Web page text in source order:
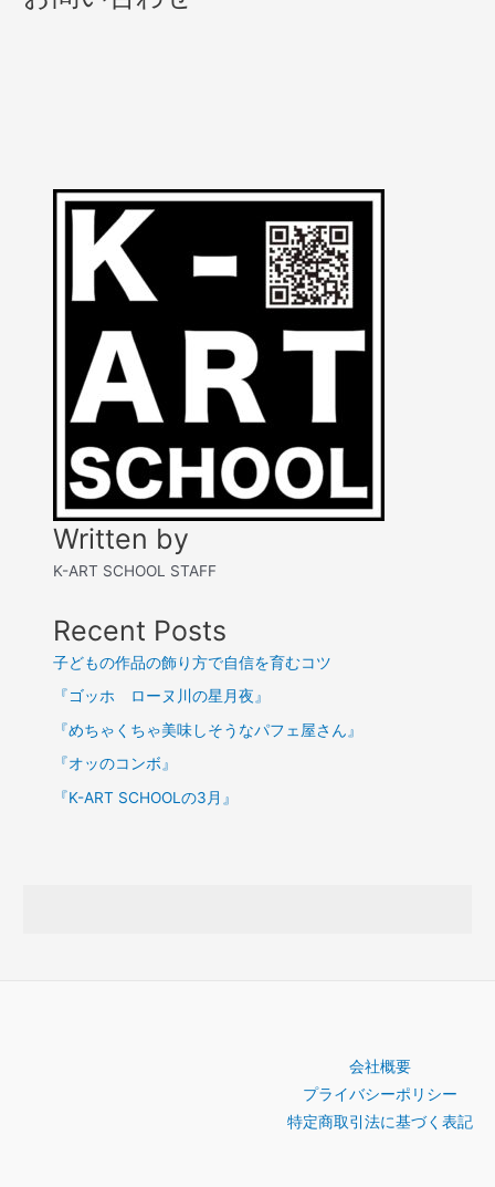
Written by
K-ART SCHOOL STAFF
Recent Posts
子どもの作品の飾り方で自信を育むコツ
『ゴッホ ローヌ川の星月夜』
『めちゃくちゃ美味しそうなパフェ屋さん』
『オッのコンボ』
『K-ART SCHOOLの3月』
会社概要
プライバシーポリシー
特定商取引法に基づく表記